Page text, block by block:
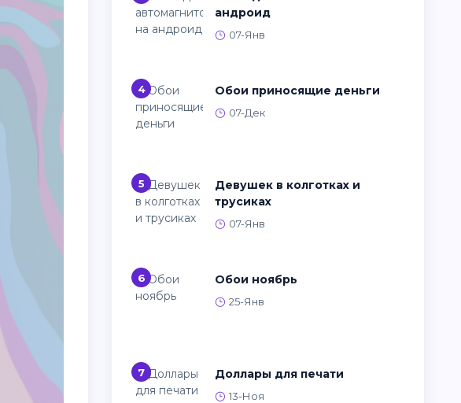
андроид
07-Янв
4 Обои приносящие деньги
07-Дек
5
Девушек в колготках и
трусиках
07-Янв
6 Обои ноябрь
25-Янв
7 Доллары для печати
13-Ноя